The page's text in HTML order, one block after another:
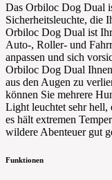
Das Orbiloc Dog Dual
Sicherheitsleuchte, die
Orbiloc Dog Dual ist
Auto-, Roller- und
anpassen und sich
Orbiloc Dog Dual
aus den Augen zu
können Sie mehrere
Light leuchtet sehr hell,
es hält extremen
wildere Abenteuer gut
Funktionen